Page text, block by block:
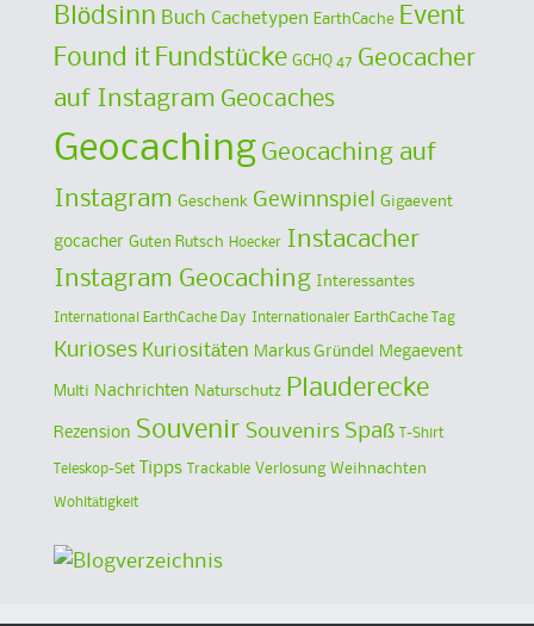
Blödsinn Buch Cachetypen EarthCache
Event
Found it Fundstücke GCHQ 47 Geocacher
auf Instagram Geocaches
Geocaching Geocaching auf
Instagram Geschenk Gewinnspiel Gigaevent
gocacher Guten Rutsch Hoecker Instacacher
Instagram Geocaching Interessantes
International EarthCache Day Internationaler EarthCache Tag
Kurioses Kuriositäten Markus Gründel Megaevent
Multi Nachrichten Naturschutz Plauderecke
Rezension Souvenir Souvenirs Spaß T-Shirt
Teleskop-Set Tipps Trackable Verlosung Weihnachten
Wohltätigkeit